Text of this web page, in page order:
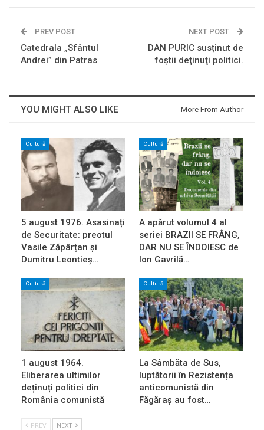
PREV POST
Catedrala „Sfântul
Andrei” din Patras
NEXT POST
DAN PURIC susţinut de
foştii deţinuţi politici.
YOU MIGHT ALSO LIKE More From Author
Cultură
5 august 1976. Asasinați
de Securitate: preotul
Vasile Zăpârțan și
Dumitru Leontieș…
Cultură
A apărut volumul 4 al
seriei BRAZII SE FRÂNG,
DAR NU SE ÎNDOIESC de
Ion Gavrilă…
Cultură
1 august 1964.
Eliberarea ultimilor
deținuți politici din
România comunistă
Cultură
La Sâmbăta de Sus,
luptătorii în Rezistența
anticomunistă din
Făgăraș au fost…
PREV NEXT